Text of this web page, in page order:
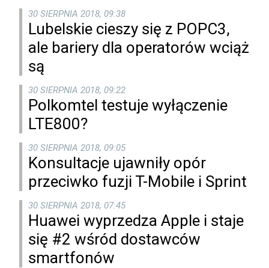
30 SIERPNIA 2018, 09:38
Lubelskie cieszy się z POPC3,
ale bariery dla operatorów wciąż
są
30 SIERPNIA 2018, 09:22
Polkomtel testuje wyłączenie
LTE800?
30 SIERPNIA 2018, 09:05
Konsultacje ujawniły opór
przeciwko fuzji T-Mobile i Sprint
30 SIERPNIA 2018, 07:45
Huawei wyprzedza Apple i staje
się #2 wśród dostawców
smartfonów